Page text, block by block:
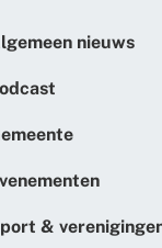
nieuws
&